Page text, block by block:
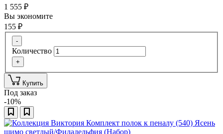
1 555 ₽
Вы экономите
155 ₽
-
Количество
+
Купить
Под заказ
-10%